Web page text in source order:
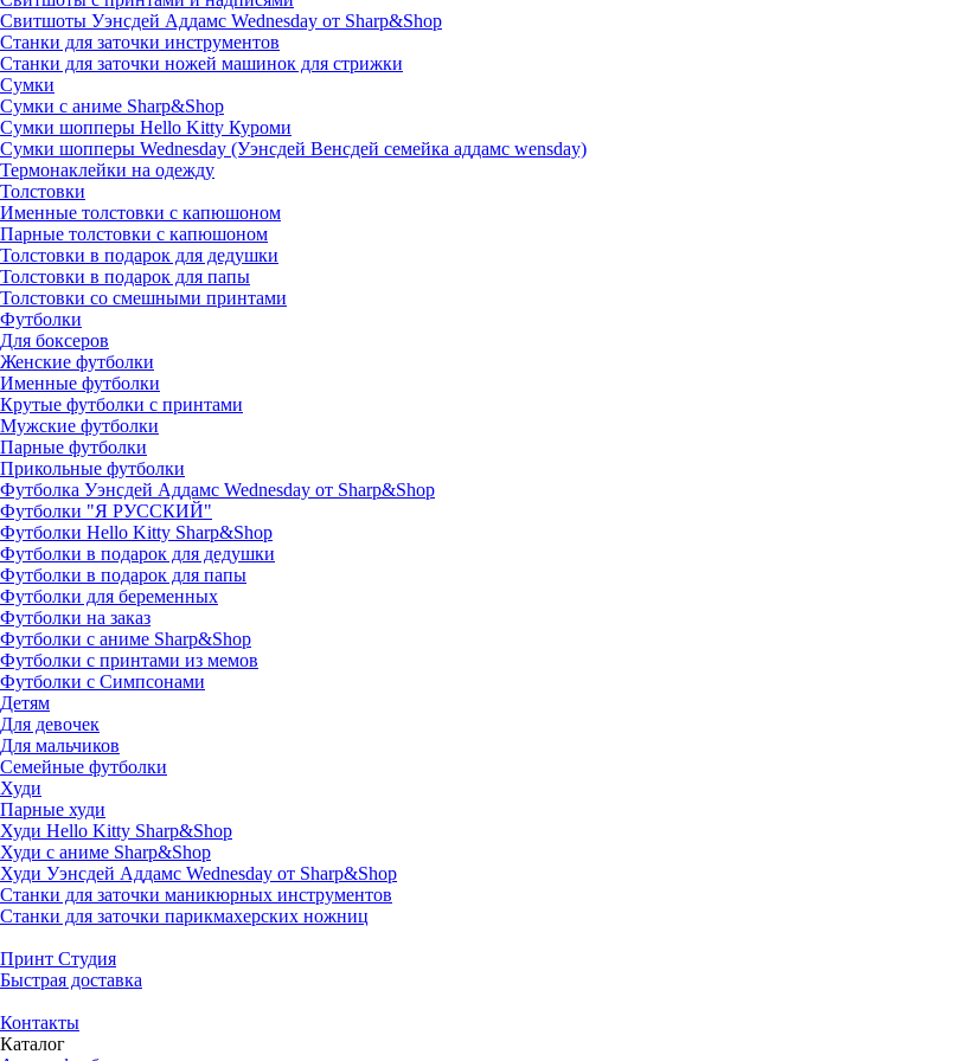
Свитшоты Уэнсдей Аддамс Wednesday от Sharp&Shop
Станки для заточки инструментов
Станки для заточки ножей машинок для стрижки
Сумки
Сумки с аниме Sharp&Shop
Сумки шопперы Hello Kitty Куроми
Сумки шопперы Wednesday (Уэнсдей Венсдей семейка аддамс wensday)
Термонаклейки на одежду
Толстовки
Именные толстовки с капюшоном
Парные толстовки с капюшоном
Толстовки в подарок для дедушки
Толстовки в подарок для папы
Толстовки со смешными принтами
Футболки
Для боксеров
Женские футболки
Именные футболки
Крутые футболки с принтами
Мужские футболки
Парные футболки
Прикольные футболки
Футболка Уэнсдей Аддамс Wednesday от Sharp&Shop
Футболки "Я РУССКИЙ"
Футболки Hello Kitty Sharp&Shop
Футболки в подарок для дедушки
Футболки в подарок для папы
Футболки для беременных
Футболки на заказ
Футболки с аниме Sharp&Shop
Футболки с принтами из мемов
Футболки с Симпсонами
Детям
Для девочек
Для мальчиков
Семейные футболки
Худи
Парные худи
Худи Hello Kitty Sharp&Shop
Худи с аниме Sharp&Shop
Худи Уэнсдей Аддамс Wednesday от Sharp&Shop
Станки для заточки маникюрных инструментов
Станки для заточки парикмахерских ножниц
Принт Студия
Быстрая доставка
Контакты
Каталог